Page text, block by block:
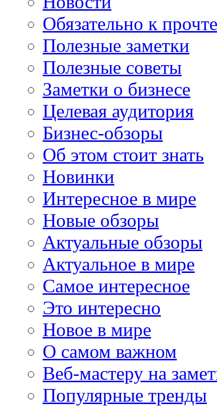
Обязательно к
Полезные заметки
Полезные советы
Заметки о бизнесе
Целевая аудитория
Бизнес-обзоры
Об этом стоит знать
Новинки
Интересное в мире
Новые обзоры
Актуальные обзоры
Актуальное в мире
Самое интересное
Это интересно
Новое в мире
О самом важном
Веб-мастеру на
Популярные тренды